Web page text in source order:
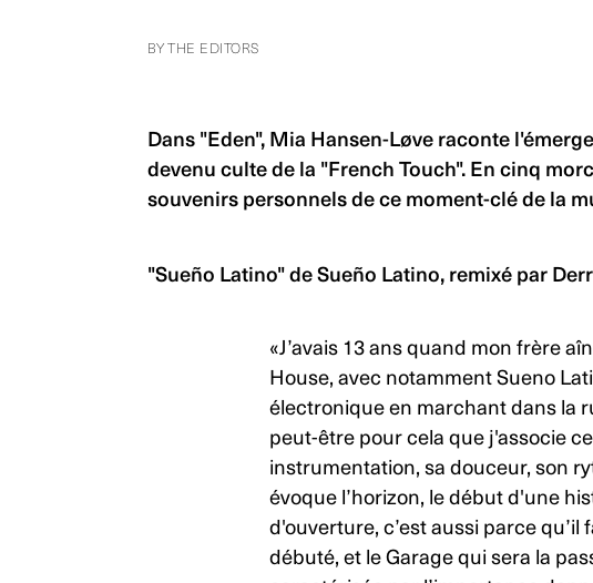
BY THE EDITORS
Dans "Eden", Mia Hansen-Løve raconte
devenu culte de la "French Touch". En cinq
souvenirs personnels de ce moment-clé de la
"Sueño Latino"de Sueño Latino, remixé par
«J’avais 13 ans quand mon frère
House, avec notammentSueno
électronique en marchant dans la
peut-être pour cela que j'associe
instrumentation, sa douceur, son
évoque l’horizon, le début d'une
d'ouverture, c’est aussi parce
débuté, et le Garage qui sera la